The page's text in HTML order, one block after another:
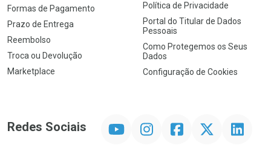
Formas de Pagamento
Prazo de Entrega
Reembolso
Troca ou Devolução
Marketplace
Política de Privacidade
Portal do Titular de Dados
Pessoais
Como Protegemos os Seus
Dados
Configuração de Cookies
Redes Sociais InstagramFacebookTwitter Linkedin